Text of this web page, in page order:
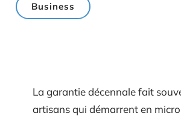
Business
La garantie décennale fait
artisans qui démarrent en